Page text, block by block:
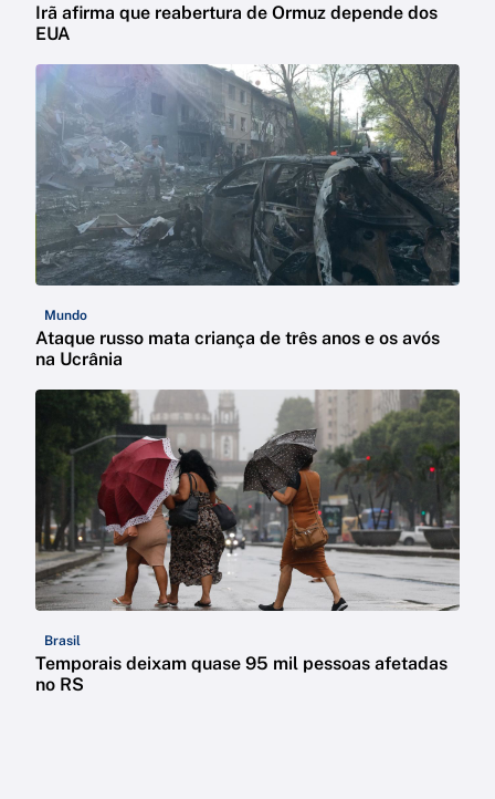
Irã afirma que reabertura de Ormuz depende dos
EUA
Mundo
Ataque russo mata criança de três anos e os avós
na Ucrânia
Brasil
Temporais deixam quase 95 mil pessoas afetadas
no RS